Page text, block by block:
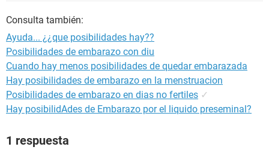
Consulta también:
Ayuda... ¿¿que posibilidades hay??
Posibilidades de embarazo con diu
Cuando hay menos posibilidades de quedar embarazada
Hay posibilidades de embarazo en la menstruacion
Posibilidades de embarazo en dias no fertiles ✓
Hay posibilidAdes de Embarazo por el liquido preseminal?
1 respuesta